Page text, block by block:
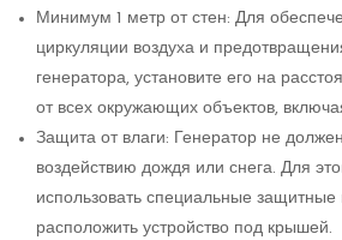
Минимум 1 метр от стен: Для
циркуляции воздуха и
генератора, установите его на
от всех окружающих объектов,
Защита от влаги: Генератор не
воздействию дождя или снега. Для
использовать специальные защитные
расположить устройство под крышей.